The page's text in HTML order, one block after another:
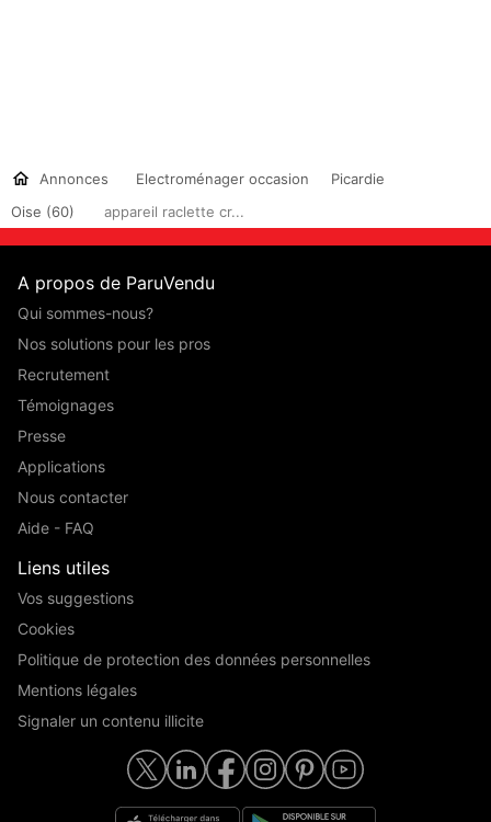
Annonces Electroménager occasion
Picardie
Oise (60)
appareil raclette cr...
A propos de ParuVendu
Qui sommes-nous?
Nos solutions pour les pros
Recrutement
Témoignages
Presse
Applications
Nous contacter
Aide - FAQ
Liens utiles
Vos suggestions
Cookies
Politique de protection des données personnelles
Mentions légales
Signaler un contenu illicite